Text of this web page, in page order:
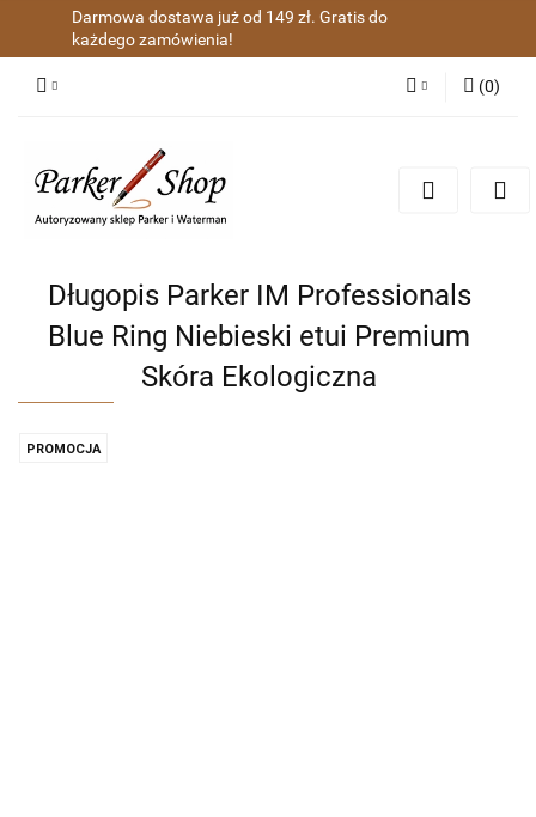
Darmowa dostawa już od 149 zł. Gratis do
każdego zamówienia!
Zarejestruj się
(0)
Długopis Parker IM Professionals
Blue Ring Niebieski etui Premium
Skóra Ekologiczna
PROMOCJA